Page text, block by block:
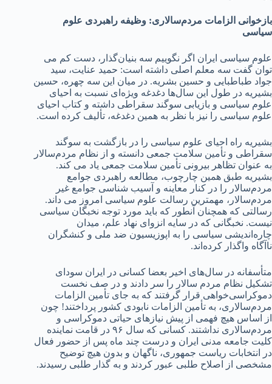
بازخوانی الزامات مردم‌سالاری: وظیفه راهبردی علوم
سیاسی
علوم سیاسی ایران اگر نگوییم سه بنیان‌گذار، دست کم می
توان گفت سه معلم اصلی داشته است‌: حمید عنایت، سید
جواد طباطبایی و حسین بشریه. در میان این سه چهره، حسین
بشیریه در طول این سال‌ها دغدغه ویژه‌ای نسبت به احیای
علوم سیاسی و بازیابی سوگند سقراطی داشته و کتاب احیای
علوم سیاسی را نیز با نظر به همین دغدغه، تألیف کرده است.
بشیریه راه احیای علوم سیاسی را در بازگشت به سوگند
سقراطی و تأمین سلامت جمعی دانسته و از نظام مردم‌سالار
به عنوان تظاهر بیرونی تأمین سلامت جمعی یاد می کند.
بشیریه طبق همین چارچوب، مطالعه راهبردی جوامع
مردم‌سالار را در کنار معاینه و آسیب شناسی جوامع غیر
مردم‌سالار، مهمترین رسالت علوم سیاسی امروز می داند‌.
رسالتی که همچنان آنطور که باید مورد توجه نخبگان سیاسی
نیست. نخبگانی که‌ در سایه انزوای نهاد علم، میدان
چاره‌اندیشی سیاسی را به اپوزیسیون ضد ملی و کنشگران
ناآگاه واگذار کرده‌اند‌.
متأسفانه در سال‌های اخیر بعضا کسانی در ایران سودای
تشکیل نظام مردم سالار را سر دادند و در صف نخست
دموکراسی‌خواهی قرار گرفتند که به جای تأمین الزامات
مردم‌سالاری، به تأمین الزامات نابودی کشور پرداختند! چون
از‌ اساس هیچ فهمی از پیش نیازهای حیاتی دموکراسی و
مردم‌سالاری نداشتند‌. کسانی که سال ۹۶ در قامت نماینده
کلیت جامعه مدنی ایران و درست چند ماه پس از حضور فعال
در انتخابات ریاست جمهوری، ناگهان و بدون هیچ توضیح
مشخصی از اصلاح طلبی عبور کردند و به گذار طلبی رسیدند.